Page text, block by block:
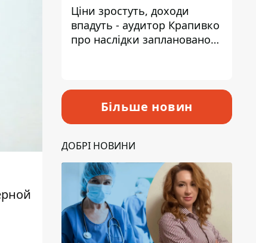
Ціни зростуть, доходи
впадуть - аудитор Крапивко
про наслідки запланованого
Більше новин
ДОБРІ НОВИНИ